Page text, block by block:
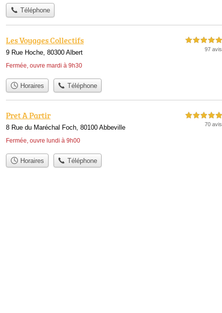
Téléphone
Les Voyages Collectifs
9 Rue Hoche, 80300 Albert
Fermée, ouvre mardi à 9h30
5,0 étoiles sur 5
97 avis
Horaires Téléphone
Pret A Partir
8 Rue du Maréchal Foch, 80100 Abbeville
Fermée, ouvre lundi à 9h00
5,0 étoiles sur 5
70 avis
Horaires Téléphone